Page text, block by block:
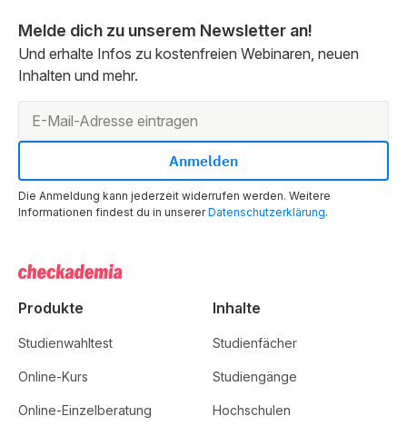
Melde dich zu unserem Newsletter an!
Und erhalte Infos zu kostenfreien Webinaren, neuen
Inhalten und mehr.
Die Anmeldung kann jederzeit widerrufen werden. Weitere
Informationen findest du in unsererDatenschutzerklärung.
Produkte
Studienwahltest
Online-Kurs
Online-Einzelberatung
Inhalte
Studienfächer
Studiengänge
Hochschulen